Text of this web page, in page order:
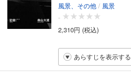
風景、その他 / 風景
-
2,310円 (税込)
あらすじを表示する